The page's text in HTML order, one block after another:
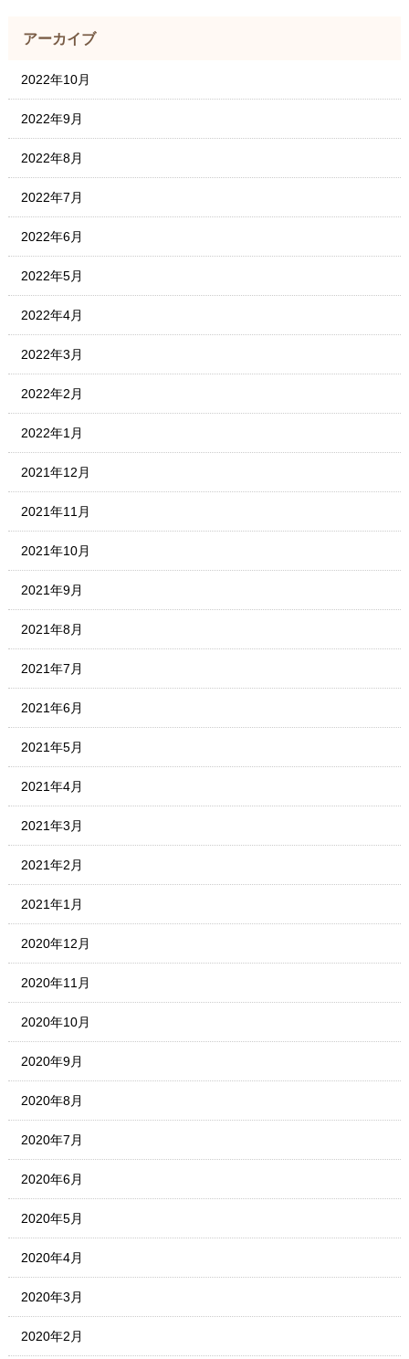
アーカイブ
2022年10月
2022年9月
2022年8月
2022年7月
2022年6月
2022年5月
2022年4月
2022年3月
2022年2月
2022年1月
2021年12月
2021年11月
2021年10月
2021年9月
2021年8月
2021年7月
2021年6月
2021年5月
2021年4月
2021年3月
2021年2月
2021年1月
2020年12月
2020年11月
2020年10月
2020年9月
2020年8月
2020年7月
2020年6月
2020年5月
2020年4月
2020年3月
2020年2月